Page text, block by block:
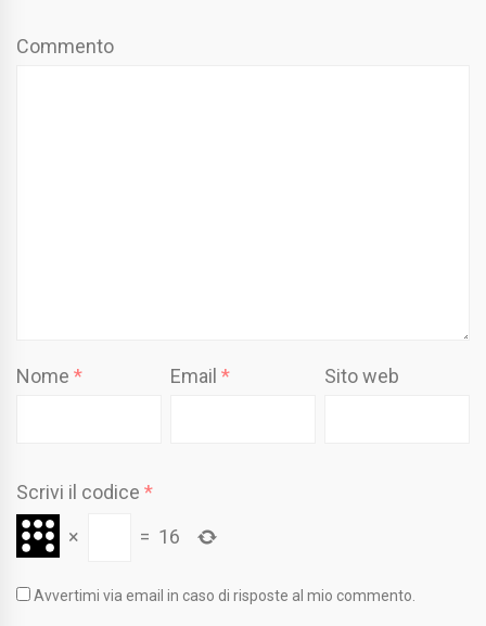
Commento
Nome * Email* Sito web
Scrivi il codice *
×
= 16
Avvertimi via email in caso di risposte al mio commento.